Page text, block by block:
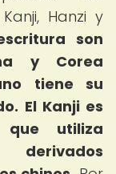
Hanzi y
son
y Corea
tiene su
El Kanji es
utiliza